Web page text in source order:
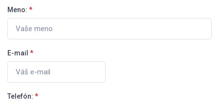
Meno: *
E-mail *
Telefón: *